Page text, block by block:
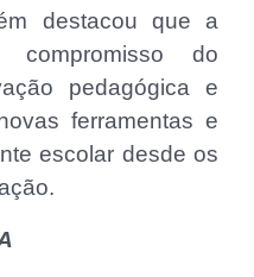
destacou que a
do
pedagógica e
ferramentas e
escolar desde os